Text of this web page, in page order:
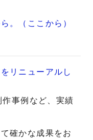
。（ここから）
リニューアルし
事例など、実績
確かな成果をお